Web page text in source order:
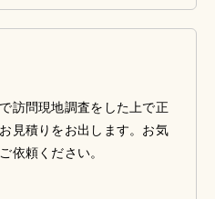
訪問現地調査をした上で正
見積りをお出します。お気
依頼ください。